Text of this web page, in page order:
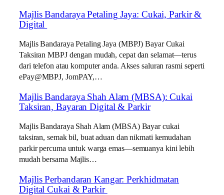
Majlis Bandaraya Petaling Jaya: Cukai, Parkir &
Digital
Majlis Bandaraya Petaling Jaya (MBPJ) Bayar Cukai
Taksiran MBPJ dengan mudah, cepat dan selamat—terus
dari telefon atau komputer anda. Akses saluran rasmi seperti
ePay@MBPJ, JomPAY,…
Majlis Bandaraya Shah Alam (MBSA): Cukai
Taksiran, Bayaran Digital & Parkir
Majlis Bandaraya Shah Alam (MBSA) Bayar cukai
taksiran, semak bil, buat aduan dan nikmati kemudahan
parkir percuma untuk warga emas—semuanya kini lebih
mudah bersama Majlis…
Majlis Perbandaran Kangar: Perkhidmatan
Digital Cukai & Parkir